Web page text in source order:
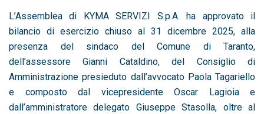
L’Assemblea di KYMA SERVIZI S.p.A. ha approvato il
bilancio di esercizio chiuso al 31 dicembre 2025, alla
presenza del sindaco del Comune di Taranto,
dell’assessore Gianni Cataldino, del Consiglio di
Amministrazione presieduto dall’avvocato Paola Tagariello
e composto dal vicepresidente Oscar Lagioia e
dall’amministratore delegato Giuseppe Stasolla, oltre al